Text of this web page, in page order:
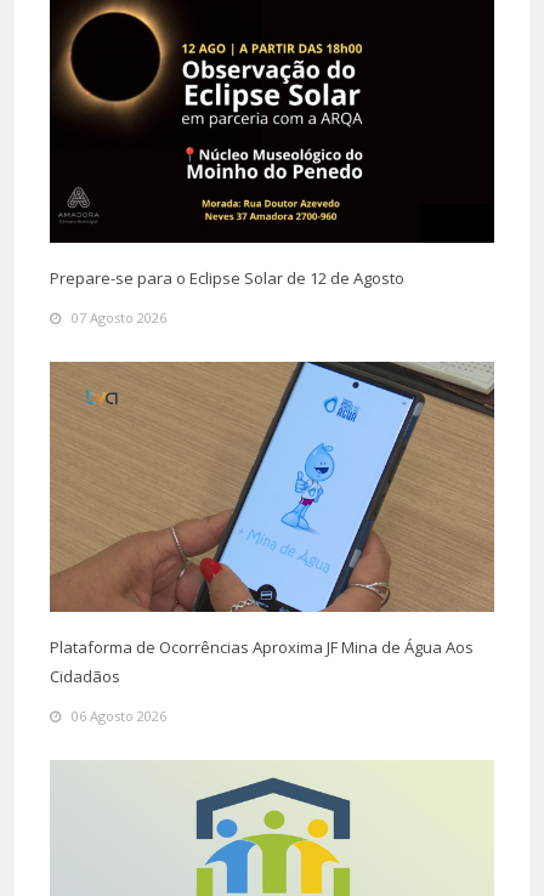
Prepare-se para o Eclipse Solar de 12 de Agosto
07 Agosto 2026
Plataforma de Ocorrências Aproxima JF Mina de Água Aos
Cidadãos
06 Agosto 2026